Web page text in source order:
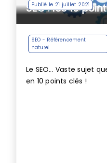
Publié le 21 juillet 2021
SEO : les 10
SEO - Référencement
naturel
Le SEO... Vaste sujet
en 10 points clés !